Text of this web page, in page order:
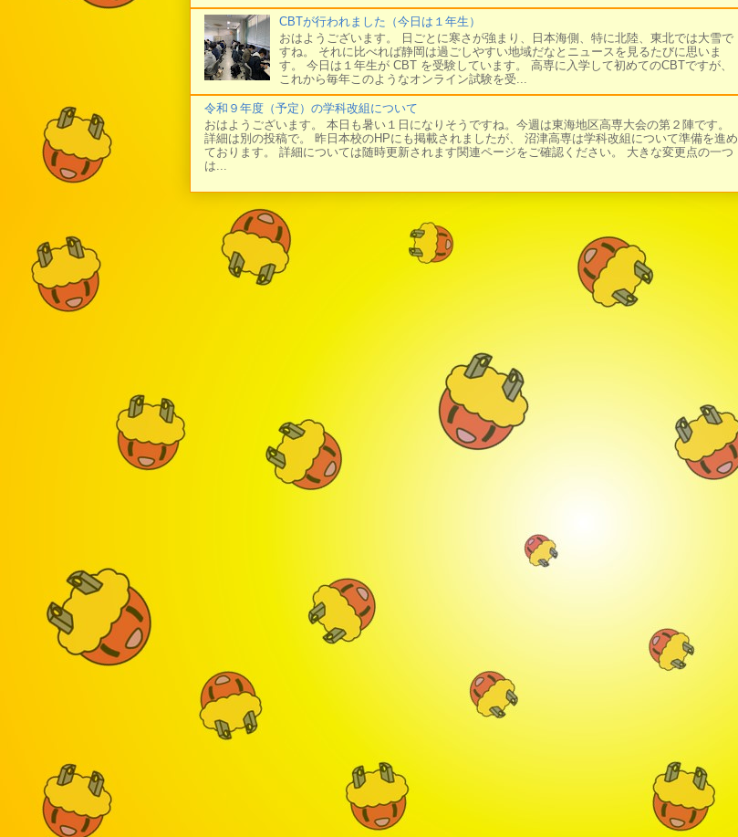
CBTが行われました（今日は１年生）
おはようございます。 日ごとに寒さが強まり、日本海側、特に北陸、東北では大雪で
すね。 それに比べれば静岡は過ごしやすい地域だなとニュースを見るたびに思いま
す。 今日は１年生が CBT を受験しています。 高専に入学して初めてのCBTですが、
これから毎年このようなオンライン試験を受...
令和９年度（予定）の学科改組について
おはようございます。 本日も暑い１日になりそうですね。今週は東海地区高専大会の第２陣です。
詳細は別の投稿で。 昨日本校のHPにも掲載されましたが、 沼津高専は学科改組について準備を進め
ております。 詳細については随時更新されます関連ページをご確認ください。 大きな変更点の一つ
は...